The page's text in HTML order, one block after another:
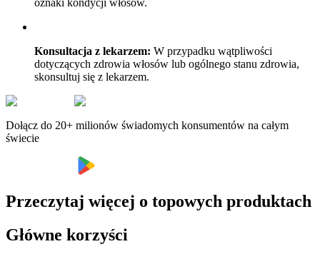
Konsultacja z lekarzem: W przypadku wątpliwości
dotyczących zdrowia włosów lub ogólnego stanu zdrowia,
skonsultuj się z lekarzem.
Dołącz do 20+ milionów świadomych konsumentów na całym
świecie
Przeczytaj więcej o topowych produktach
Główne korzyści